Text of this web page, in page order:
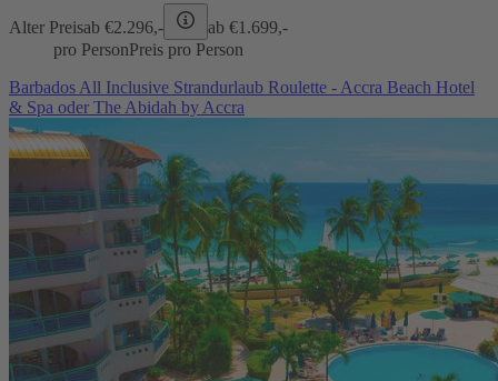
Alter Preisab €2.296,- ab €1.699,-
pro PersonPreis pro Person
Barbados All Inclusive Strandurlaub Roulette - Accra Beach Hotel
& Spa oder The Abidah by Accra